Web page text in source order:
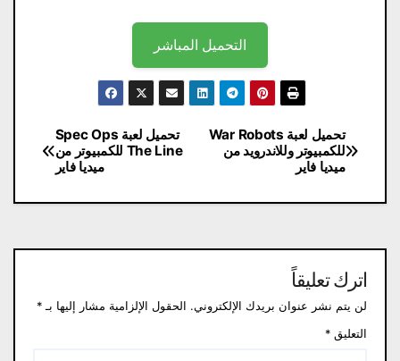
التحميل المباشر
تصفّح
المقالات
تحميل لعبة Spec Ops
The Line للكمبيوتر من
ميديا فاير
تحميل لعبة War Robots
للكمبيوتر وللاندرويد من
ميديا فاير
اترك تعليقاً
لن يتم نشر عنوان بريدك الإلكتروني. الحقول الإلزامية مشار إليها بـ *
التعليق *